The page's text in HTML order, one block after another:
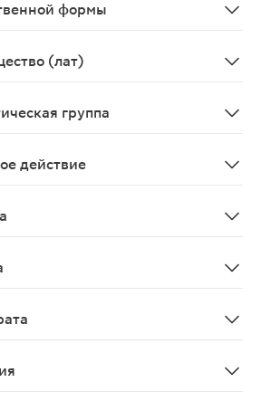
формы
(лат)
группа
действие